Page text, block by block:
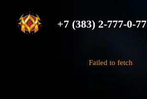
+7 (383) 2-777-0-77
Failed to fetch